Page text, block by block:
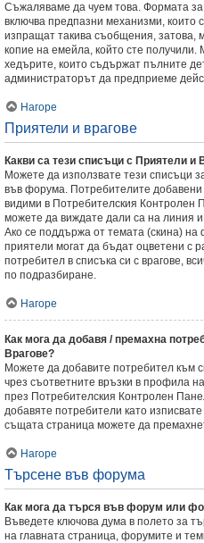
Съжаляваме да чуем това. Формата
включва предпазни механизми, които
изпращат такива съобщения, затова,
копие на емейла, който сте получили.
хедърите, които съдържат пълните
администраторът да предприеме
Нагоре
Приятели и врагове
Какви са тези списъци с Приятели и
Можете да използвате тези списъци
във форума. Потребителите
видими в Потребителския Контролен
можете да виждате дали са на линия
Ако се поддържа от темата (скина)
приятели могат да бъдат оцветени с
потребител в списъка си с врагове,
по подразбиране.
Нагоре
Как мога да добавя / премахна
Врагове?
Можете да добавите потребител към
чрез съответните връзки в профила
през Потребителския Контролен
добавяте потребители като
същата страница можете да
Нагоре
Търсене във форума
Как мога да търся във форум или
Въведете ключова дума в полето за
на главната страница, форумите и